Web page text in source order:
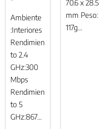
Ambiente
:Interiores
Rendimien
to 2.4
GHz:300
Mbps
Rendimien
to 5
GHz:867...
70.6 x 28.5
mm Peso:
117g...